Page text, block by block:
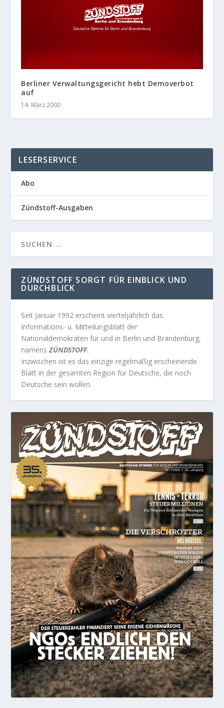
Berliner Verwaltungsgericht hebt Demoverbot
auf
14. März 2000
LESERSERVICE
Abo
Zündstoff-Ausgaben
ZÜNDSTOFF SORGT FÜR EINBLICK UND
DURCHBLICK
Seit Januar 1992 erscheint vierteljährlich das
Informations- u. Mitteilungsblatt der
Nationaldemokraten für und in Berlin und Brandenburg,
namensZÜNDSTOFF.
Inzwischen ist es das einzige regelmäßig erscheinende
Blatt in der gesamten Region für Deutsche, die noch
Deutsche sein wollen.